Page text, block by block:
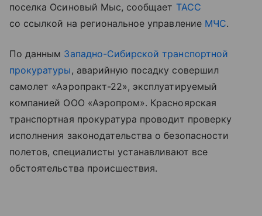
поселка Осиновый Мыс, сообщает ТАСС
со ссылкой на региональное управление МЧС.
По данным Западно-Сибирской транспортной
прокуратуры , аварийную посадку совершил
самолет «Аэропракт-22», эксплуатируемый
компанией ООО «Аэропром». Красноярская
транспортная прокуратура проводит проверку
исполнения законодательства о безопасности
полетов, специалисты устанавливают все
обстоятельства происшествия.